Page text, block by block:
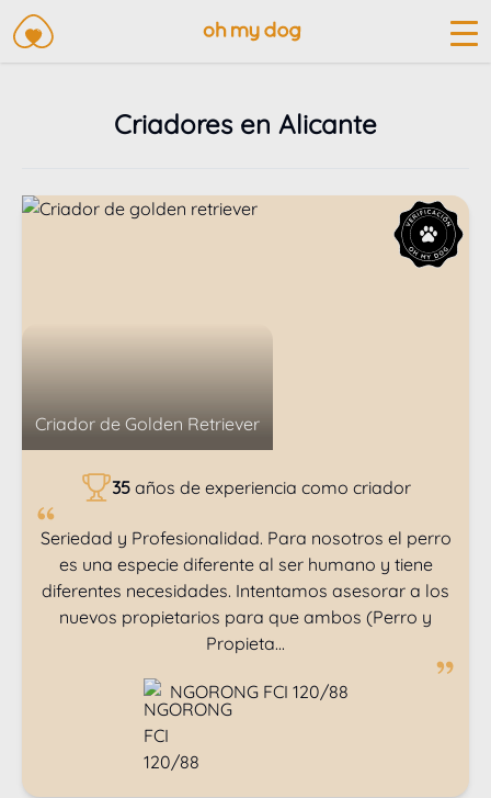
Criadores en Alicante
Criador de Golden Retriever
35 años de experiencia como criador
Seriedad y Profesionalidad. Para nosotros el perro
es una especie diferente al ser humano y tiene
diferentes necesidades. Intentamos asesorar a los
nuevos propietarios para que ambos (Perro y
Propieta...
NGORONG FCI 120/88